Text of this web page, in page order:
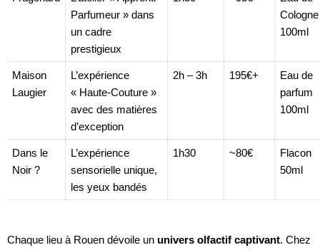
Parfumeur » dans
un cadre
prestigieux
Cologne
100ml
Maison
Laugier
L’expérience
« Haute-Couture »
avec des matières
d’exception
2h – 3h 195€+
Eau de
parfum
100ml
Dans le
Noir ?
L’expérience
sensorielle unique,
les yeux bandés
1h30 ~80€
Flacon
50ml
Chaque lieu à Rouen dévoile un univers olfactif captivant. Chez